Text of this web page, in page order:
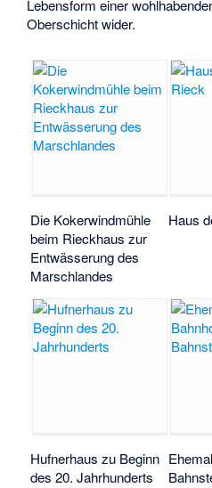
Lebensform einer
Oberschicht wider.
Die Kokerwindmühle
beim Rieckhaus zur
Entwässerung des
Marschlandes
Haus
Hufnerhaus zu Beginn
des 20. Jahrhunderts